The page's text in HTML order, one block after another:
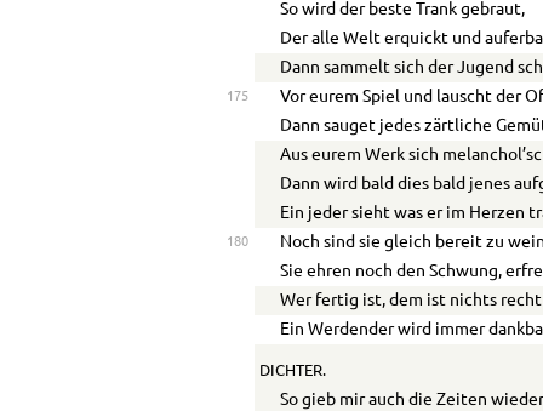
So wird der beste Trank gebraut,
Der alle Welt erquickt und
Dann sammelt sich der Jugend
175
Vor eurem Spiel und lauscht der
Dann sauget jedes zärtliche
Aus eurem Werk sich
Dann wird bald dies bald jenes
Ein jeder sieht was er im Herzen
180
Noch sind sie gleich bereit zu
Sie ehren noch den Schwung,
Wer fertig ist, dem ist nichts recht
Ein Werdender wird immer
DICHTER.
So gieb mir auch die Zeiten